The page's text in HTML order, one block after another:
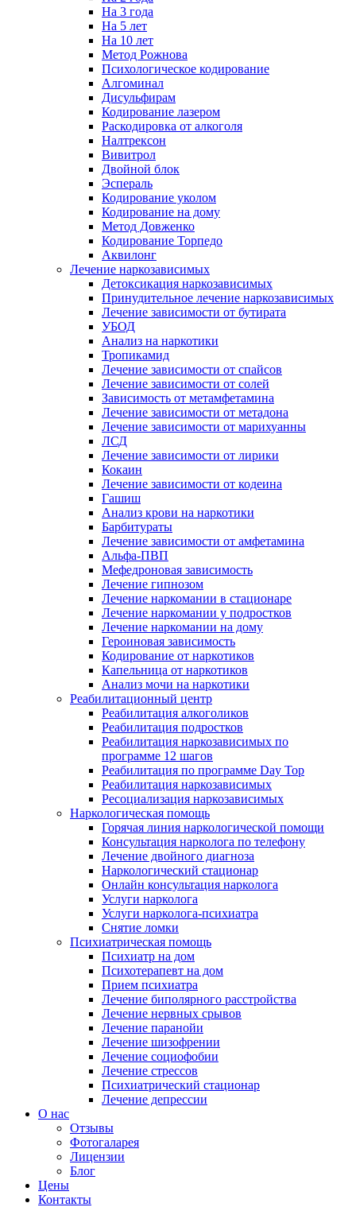
На 3 года
На 5 лет
На 10 лет
Метод Рожнова
Психологическое кодирование
Алгоминал
Дисульфирам
Кодирование лазером
Раскодировка от алкоголя
Налтрексон
Вивитрол
Двойной блок
Эспераль
Кодирование уколом
Кодирование на дому
Метод Довженко
Кодирование Торпедо
Аквилонг
Лечение наркозависимых
Детоксикация наркозависимых
Принудительное лечение наркозависимых
Лечение зависимости от бутирата
УБОД
Анализ на наркотики
Тропикамид
Лечение зависимости от спайсов
Лечение зависимости от солей
Зависимость от метамфетамина
Лечение зависимости от метадона
Лечение зависимости от марихуанны
ЛСД
Лечение зависимости от лирики
Кокаин
Лечение зависимости от кодеина
Гашиш
Анализ крови на наркотики
Барбитураты
Лечение зависимости от амфетамина
Альфа-ПВП
Мефедроновая зависимость
Лечение гипнозом
Лечение наркомании в стационаре
Лечение наркомании у подростков
Лечение наркомании на дому
Героиновая зависимость
Кодирование от наркотиков
Капельница от наркотиков
Анализ мочи на наркотики
Реабилитационный центр
Реабилитация алкоголиков
Реабилитация подростков
Реабилитация наркозависимых по
программе 12 шагов
Реабилитация по программе Day Top
Реабилитация наркозависимых
Ресоциализация наркозависимых
Наркологическая помощь
Горячая линия наркологической помощи
Консультация нарколога по телефону
Лечение двойного диагноза
Наркологический стационар
Онлайн консультация нарколога
Услуги нарколога
Услуги нарколога-психиатра
Снятие ломки
Психиатрическая помощь
Психиатр на дом
Психотерапевт на дом
Прием психиатра
Лечение биполярного расстройства
Лечение нервных срывов
Лечение паранойи
Лечение шизофрении
Лечение социофобии
Лечение стрессов
Психиатрический стационар
Лечение депрессии
О нас
Отзывы
Фотогаларея
Лицензии
Блог
Цены
Контакты